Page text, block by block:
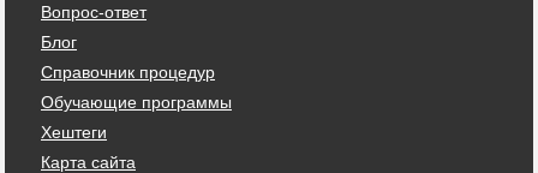
Вопрос-ответ
Блог
Справочник процедур
Обучающие программы
Хештеги
Карта сайта